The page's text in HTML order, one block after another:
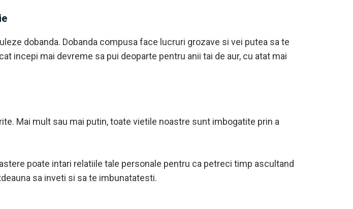
dobanda. Dobanda compusa face lucruri grozave si vei putea sa te
incepi mai devreme sa pui deoparte pentru anii tai de aur, cu atat mai
Mai mult sau mai putin, toate vietile noastre sunt imbogatite prin a
poate intari relatiile tale personale pentru ca petreci timp ascultand
sa inveti si sa te imbunatatesti.